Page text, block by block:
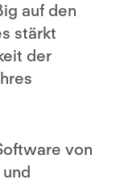
auf den
stärkt
der
von